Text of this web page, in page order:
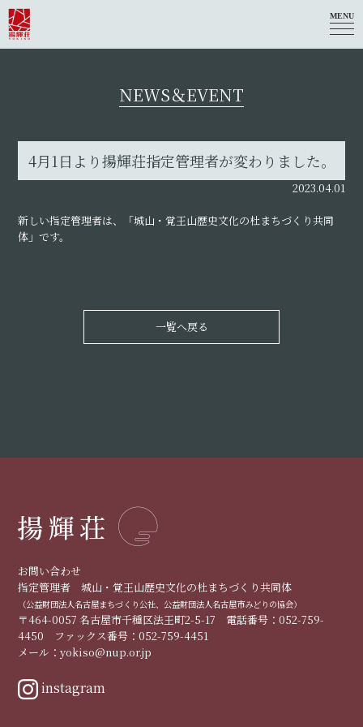
MENU
NEWS＆EVENT
4月1日より揚輝荘指定管理者が変わりました。
2023.04.01
新しい指定管理者は、「城山・覚王山歴史文化の杜まちづくり共同
体」です。
一覧へ戻る
お問い合わせ
指定管理者 城山・覚王山歴史文化の杜まちづくり共同体
（公益財団法人名古屋まちづくり公社、公益財団法人名古屋市みどりの協会）
〒464-0057 名古屋市千種区法王町2-5-17 電話番号：052-759-
4450 ファックス番号：052-759-4451
メール：yokiso@nup.or.jp
instagram